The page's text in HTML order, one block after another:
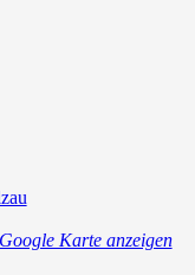
Karte anzeigen